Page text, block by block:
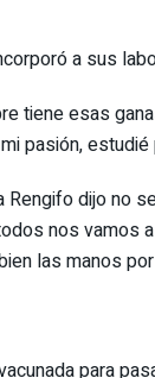
a sus
tiene esas
pasión,
dijo no
nos vamos
las manos
para